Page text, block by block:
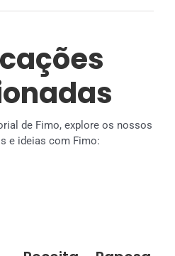
de Fimo, explore os nossos
e ideias com Fimo: